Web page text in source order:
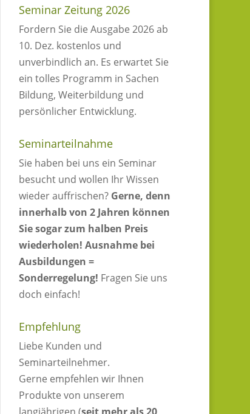
Seminar Zeitung 2026
Fordern Sie die Ausgabe 2026 ab
10. Dez. kostenlos und
unverbindlich an. Es erwartet Sie
ein tolles Programm in Sachen
Bildung, Weiterbildung und
persönlicher Entwicklung.
Seminarteilnahme
Sie haben bei uns ein Seminar
besucht und wollen Ihr Wissen
wieder auffrischen? Gerne, denn
innerhalb von 2 Jahren können
Sie sogar zum halben Preis
wiederholen! Ausnahme bei
Ausbildungen =
Sonderregelung! Fragen Sie uns
doch einfach!
Empfehlung
Liebe Kunden und
Seminarteilnehmer.
Gerne empfehlen wir Ihnen
Produkte von unserem